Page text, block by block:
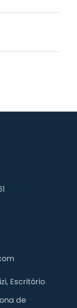
Escritório
de